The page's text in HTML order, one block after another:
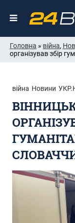
Головна » війна,
організував збір
війна Новини